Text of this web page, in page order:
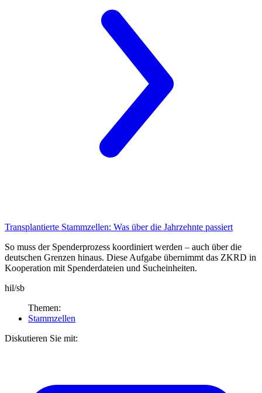
Transplantierte Stammzellen: Was über die Jahrzehnte passiert
So muss der Spenderprozess koordiniert werden – auch über die
deutschen Grenzen hinaus. Diese Aufgabe übernimmt das ZKRD in
Kooperation mit Spenderdateien und Sucheinheiten.
hil/sb
Themen:
Stammzellen
Diskutieren Sie mit: